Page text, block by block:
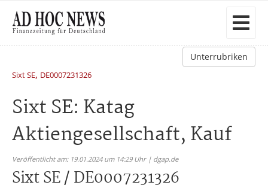
Unterrubriken
Sixt SE, DE0007231326
Sixt SE: Katag
Aktiengesellschaft, Kauf
Veröffentlicht am: 19.01.2024 um 14:29 Uhr | dgap.de
Sixt SE / DE0007231326